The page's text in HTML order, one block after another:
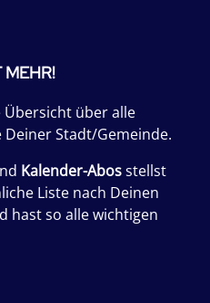
MEHR!
über alle
Stadt/Gemeinde.
Kalender-Abosstellst
Liste nach Deinen
hast so alle wichtigen